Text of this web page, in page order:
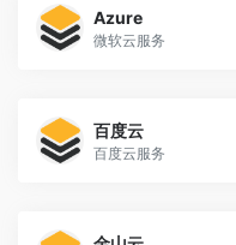
Azure
微软云服务
百度云
百度云服务